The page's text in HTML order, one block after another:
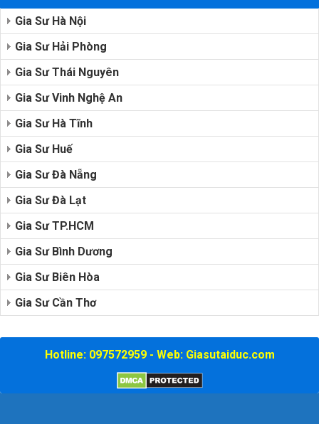
Gia Sư Hà Nội
Gia Sư Hải Phòng
Gia Sư Thái Nguyên
Gia Sư Vinh Nghệ An
Gia Sư Hà Tĩnh
Gia Sư Huế
Gia Sư Đà Nẵng
Gia Sư Đà Lạt
Gia Sư TP.HCM
Gia Sư Bình Dương
Gia Sư Biên Hòa
Gia Sư Cần Thơ
Hotline: 097572959 - Web: Giasutaiduc.com